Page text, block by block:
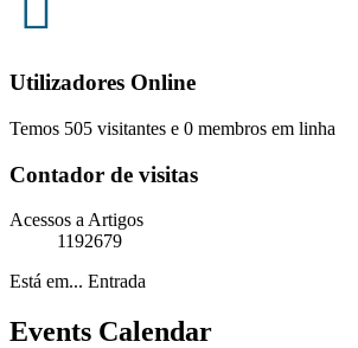
Utilizadores Online
Temos 505 visitantes e 0 membros em linha
Contador de visitas
Acessos a Artigos
1192679
Está em... Entrada
Events Calendar